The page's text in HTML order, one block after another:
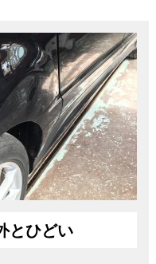
とひどい